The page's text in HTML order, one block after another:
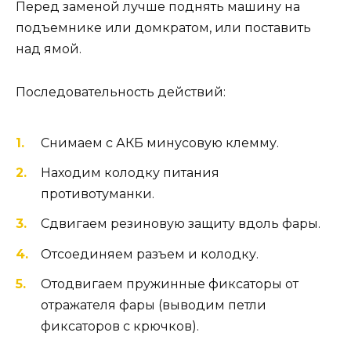
Перед заменой лучше поднять машину на
подъемнике или домкратом, или поставить
над ямой.
Последовательность действий:
Снимаем с АКБ минусовую клемму.
Находим колодку питания
противотуманки.
Сдвигаем резиновую защиту вдоль фары.
Отсоединяем разъем и колодку.
Отодвигаем пружинные фиксаторы от
отражателя фары (выводим петли
фиксаторов с крючков).